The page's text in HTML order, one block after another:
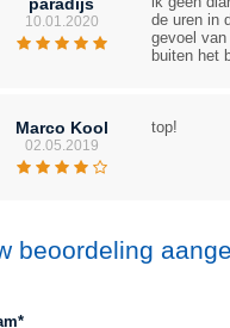
10.01.2020
de uren in
gevoel
buiten het
Marco Kool
02.05.2019
top!
beoordeling